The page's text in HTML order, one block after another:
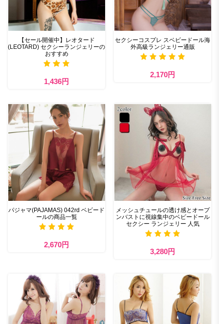
【セール開催中】レオタード
(LEOTARD) セクシーランジェリーの
おすすめ
1,436円
セクシーコスプレ スベビードール海
外高級ランジェリー通販
2,170円
パジャマ(PAJAMAS) 042rd ベビード
ールの商品一覧
2,670円
メッシュチュールの透け感とオープ
ンバストに視線集中のベビードール
セクシー ランジェリー 人気
3,280円